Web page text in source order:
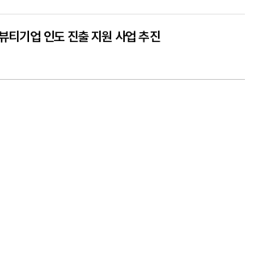
티기업 인도 진출 지원 사업 추진